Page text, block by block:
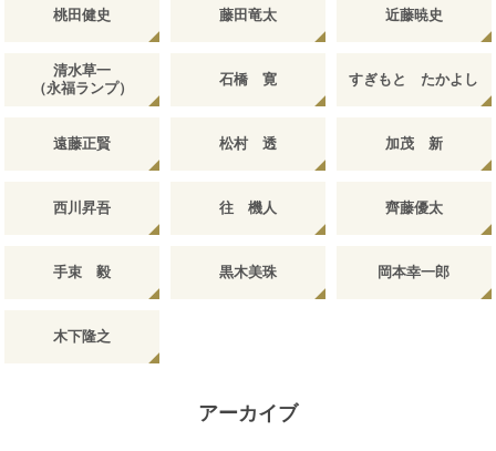
桃田健史 藤田竜太 近藤暁史
清水草一
（永福ランプ）
石橋 寛 すぎもと たかよし
遠藤正賢 松村 透 加茂 新
西川昇吾 往 機人 齊藤優太
手束 毅 黒木美珠 岡本幸一郎
木下隆之
アーカイブ